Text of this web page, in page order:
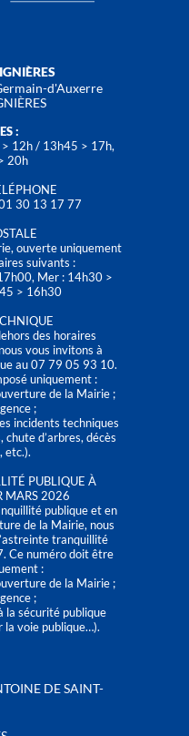
d'Auxerre
:
> 12h / 13h45 > 17h,
20h
30 13 17 77
ouverte uniquement
suivants :
Mer : 14h30 >
> 16h30
des horaires
vous invitons à
au 07 79 05 93 10.
uniquement :
de la Mairie ;
;
incidents techniques
d’arbres, décès
etc.).
PUBLIQUE À
MARS 2026
publique et en
de la Mairie, nous
tranquillité
Ce numéro doit être
:
de la Mairie ;
;
la sécurité publique
la voie publique…).
DE SAINT-